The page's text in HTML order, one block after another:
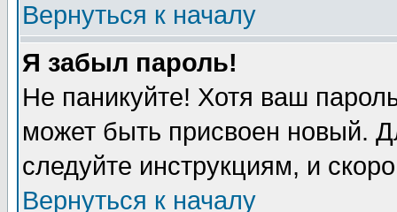
Вернуться к началу
Я забыл пароль!
Не паникуйте! Хотя ваш
может быть присвоен новый.
следуйте инструкциям, и
Вернуться к началу